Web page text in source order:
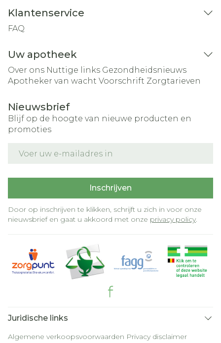
Klantenservice
FAQ
Uw apotheek
Over ons Nuttige links Gezondheidsnieuws
Apotheker van wacht Voorschrift Zorgtarieven
Nieuwsbrief
Blijf op de hoogte van nieuwe producten en
promoties
Inschrijven
Door op inschrijven te klikken, schrijft u zich in voor onze
nieuwsbrief en gaat u akkoord met onze privacy policy.
Juridische links
Algemene verkoopsvoorwaarden Privacy disclaimer